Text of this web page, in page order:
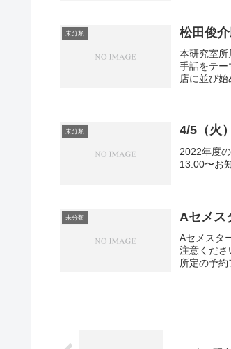
未分類 松田俊
本研究室
手話をテ
店に並び始
未分類 4/5（火
2022年度
13:00〜お
未分類 Aセメス
Aセメスタ
注意くだ
所定の予約